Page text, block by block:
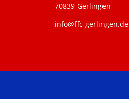
70839 Gerlingen
info@ffc-gerlingen.de